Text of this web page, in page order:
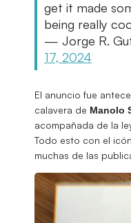
get it made
being really
— Jorge R.
17, 2024
El anuncio fue
calavera de Manolo
acompañada de la
Todo esto con el
muchas de las